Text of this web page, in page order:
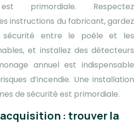
primordiale. Respectez
instructions du fabricant, gardez
sécurité entre le poêle et les
et installez des détecteurs
annuel est indispensable
d’incendie. Une installation
de sécurité est primordiale.
: trouver la